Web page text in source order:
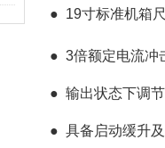
● 19寸标准机箱
● 3倍额定电流冲
● 输出状态下调
● 具备启动缓升